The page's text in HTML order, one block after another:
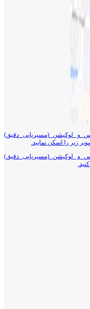
و لوکیشن (مسیریابی دقیق)
زیر را اسکن نمایید.
و لوکیشن (مسیریابی دقیق)